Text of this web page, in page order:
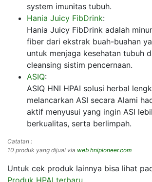
system imunitas tubuh.
Hania Juicy FibDrink:
Hania Juicy FibDrink adalah
fiber dari ekstrak buah-buahan
untuk menjaga kesehatan tubuh
cleansing sistim pencernaan.
ASIQ:
ASIQ HNI HPAI solusi herbal
melancarkan ASI secara Alami
aktif menyusui yang ingin ASI
berkualitas, serta berlimpah.
Catatan :
10 produk yang dijual via web hnipioneer.com
Untuk cek produk lainnya bisa lihat
Produk HPAI terbaru.